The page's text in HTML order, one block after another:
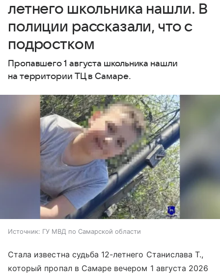
летнего школьника нашли. В
полиции рассказали, что с
подростком
Пропавшего 1 августа школьника нашли
на территории ТЦ в Самаре.
Источник: ГУ МВД по Самарской области
Стала известна судьба 12-летнего Станислава Т.,
который пропал в Самаре вечером 1 августа 2026